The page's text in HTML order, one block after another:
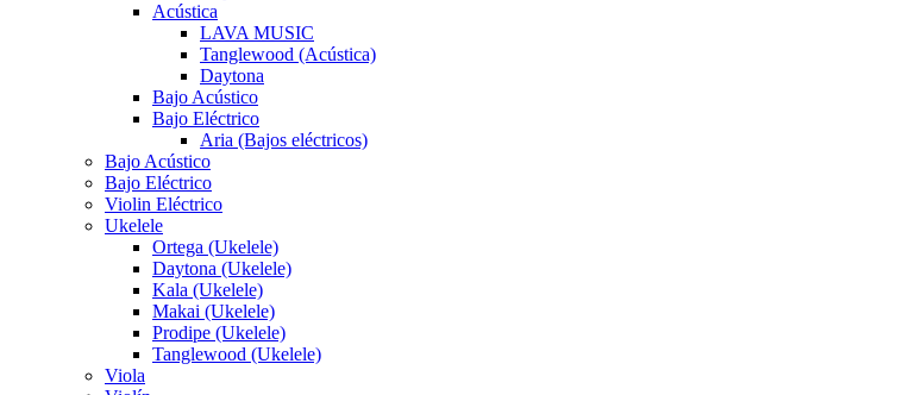
Acústica
LAVA MUSIC
Tanglewood (Acústica)
Daytona
Bajo Acústico
Bajo Eléctrico
Aria (Bajos eléctricos)
Bajo Acústico
Bajo Eléctrico
Violin Eléctrico
Ukelele
Ortega (Ukelele)
Daytona (Ukelele)
Kala (Ukelele)
Makai (Ukelele)
Prodipe (Ukelele)
Tanglewood (Ukelele)
Viola